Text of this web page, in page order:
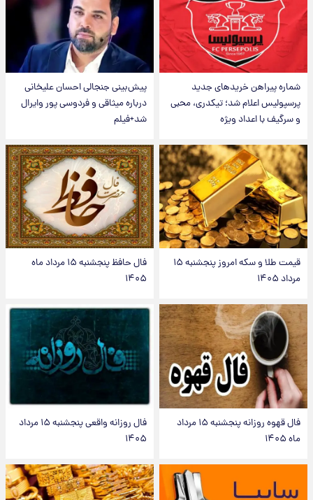
شماره پیراهن خریدهای جدید
پرسپولیس اعلام شد؛ تیکدری، محبی
و سرگیف با اعداد ویژه
پیش‌بینی جنجالی احسان علیخانی
درباره میثاقی و فردوسی پور وایرال
شد+فیلم
قیمت طلا و سکه امروز پنجشنبه ۱۵
مرداد ۱۴۰۵
فال حافظ پنجشنبه ۱۵ مرداد ماه
۱۴۰۵
فال قهوه روزانه پنجشنبه ۱۵ مرداد
ماه ۱۴۰۵
فال روزانه واقعی پنجشنبه ۱۵ مرداد
۱۴۰۵